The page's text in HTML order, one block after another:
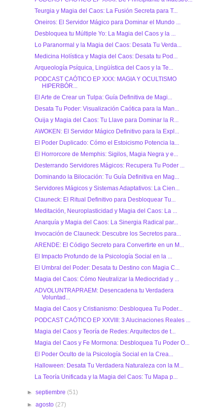
Teurgia y Magia del Caos: La Fusión Secreta para T...
Oneiros: El Servidor Mágico para Dominar el Mundo ...
Desbloquea tu Múltiple Yo: La Magia del Caos y la ...
Lo Paranormal y la Magia del Caos: Desata Tu Verda...
Medicina Holística y Magia del Caos: Desata tu Pod...
Arqueología Psíquica, Lingüística del Caos y la Te...
PODCAST CAÓTICO EP XXX: MAGIA Y OCULTISMO
HIPERBÓR...
El Arte de Crear un Tulpa: Guía Definitiva de Magi...
Desata Tu Poder: Visualización Caótica para la Man...
Ouija y Magia del Caos: Tu Llave para Dominar la R...
AWOKEN: El Servidor Mágico Definitivo para la Expl...
El Poder Duplicado: Cómo el Estoicismo Potencia la...
El Horrorcore de Memphis: Sigilos, Magia Negra y e...
Desterrando Servidores Mágicos: Recupera Tu Poder ...
Dominando la Bilocación: Tu Guía Definitiva en Mag...
Servidores Mágicos y Sistemas Adaptativos: La Cien...
Clauneck: El Ritual Definitivo para Desbloquear Tu...
Meditación, Neuroplasticidad y Magia del Caos: La ...
Anarquía y Magia del Caos: La Sinergia Radical par...
Invocación de Clauneck: Descubre los Secretos para...
ARENDE: El Código Secreto para Convertirte en un M...
El Impacto Profundo de la Psicología Social en la ...
El Umbral del Poder: Desata tu Destino con Magia C...
Magia del Caos: Cómo Neutralizar la Mediocridad y ...
ADVOLUNTRAPRAEM: Desencadena tu Verdadera
Voluntad...
Magia del Caos y Cristianismo: Desbloquea Tu Poder...
PODCAST CAÓTICO EP XXVIII: 3 Alucinaciones Reales ...
Magia del Caos y Teoría de Redes: Arquitectos de t...
Magia del Caos y Fe Mormona: Desbloquea Tu Poder O...
El Poder Oculto de la Psicología Social en la Crea...
Halloween: Desata Tu Verdadera Naturaleza con la M...
La Teoría Unificada y la Magia del Caos: Tu Mapa p...
►septiembre (51)
►agosto (27)